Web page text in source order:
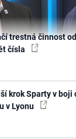
trestná činnost
čísla
krok Sparty v boji
v Lyonu